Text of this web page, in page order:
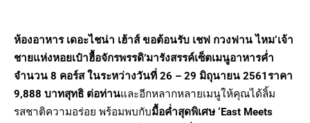
ห้องอาหาร เดอะไชน่า เฮ้าส์ขอต้อนรับ เชฟ กวงฟาน ไหม‘เจ้า
ชายแห่งหอยเป๋าฮื้อจักรพรรดิ’มารังสรรค์เซ็ตเมนูอาหารค่ำ
จำนวน 8 คอร์ส ในระหว่างวันที่ 26 – 29 มิถุนายน 2561ราคา
9,888 บาทสุทธิ ต่อท่านและอีกหลากหลายเมนูให้คุณได้ลิ้ม
รสชาติความอร่อย พร้อมพบกับมื้อค่ำสุดพิเศษ ‘East Meets